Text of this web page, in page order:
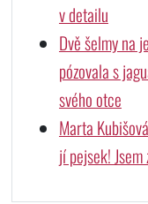
v detailu
Dvě šelmy na
pózovala s
svého otce
Marta
jí pejsek!